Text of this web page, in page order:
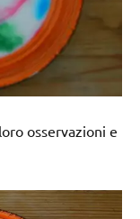
osservazioni e